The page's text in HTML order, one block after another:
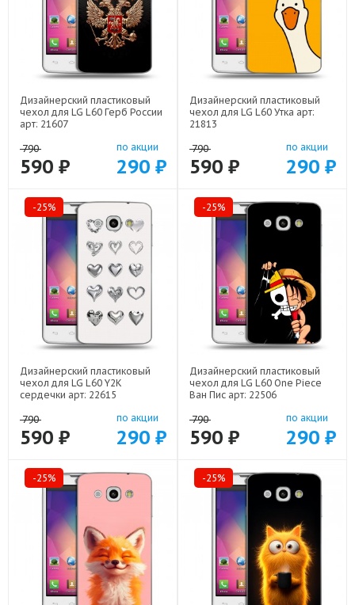
Дизайнерский пластиковый
чехол для LG L60 Герб России
арт: 21607
790
590 ₽
по акции
290 ₽
Дизайнерский пластиковый
чехол для LG L60 Утка арт:
21813
790
590 ₽
по акции
290 ₽
-25%
Дизайнерский пластиковый
чехол для LG L60 Y2K
сердечки арт: 22615
790
590 ₽
по акции
290 ₽
-25%
Дизайнерский пластиковый
чехол для LG L60 One Piece
Ван Пис арт: 22506
790
590 ₽
по акции
290 ₽
-25% -25%